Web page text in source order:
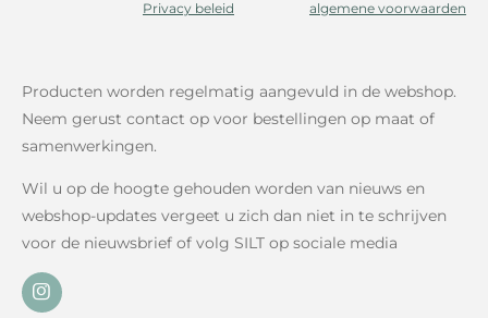
Privacy beleid algemene voorwaarden
Producten worden regelmatig aangevuld in de webshop.
Neem gerust contact op voor bestellingen op maat of
samenwerkingen.
Wil u op de hoogte gehouden worden van nieuws en
webshop-updates vergeet u zich dan niet in te schrijven
voor de nieuwsbrief of volg SILT op sociale media
I